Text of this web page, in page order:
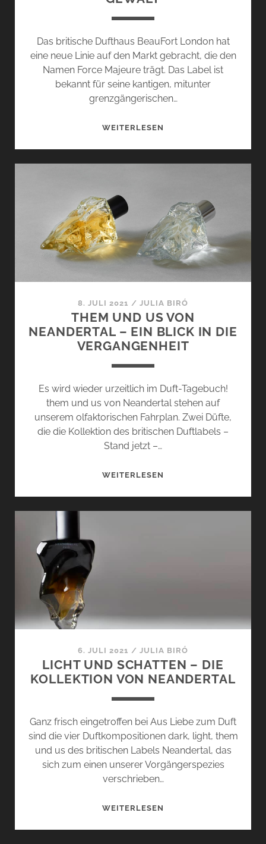
Das britische Dufthaus BeauFort London hat
eine neue Linie auf den Markt gebracht, die den
Namen Force Majeure trägt. Das Label ist
bekannt für seine kantigen, mitunter
grenzgängerischen…
WEITERLESEN
HÖHERE
GEWALT
8. JULI 2021 / JULIA BIRÓ
THEM UND US VON
NEANDERTAL – EIN BLICK IN DIE
VERGANGENHEIT
Es wird wieder urzeitlich im Duft-Tagebuch!
them und us von Neandertal stehen auf
unserem olfaktorischen Fahrplan. Zwei Düfte,
die die Kollektion des britischen Duftlabels –
Stand jetzt –…
WEITERLESEN
VERGANGENHEIT
6. JULI 2021 / JULIA BIRÓ
LICHT UND SCHATTEN – DIE
KOLLEKTION VON NEANDERTAL
Ganz frisch eingetroffen bei Aus Liebe zum Duft
sind die vier Duftkompositionen dark, light, them
und us des britischen Labels Neandertal, das
sich zum einen unserer Vorgängerspezies
verschrieben…
WEITERLESEN